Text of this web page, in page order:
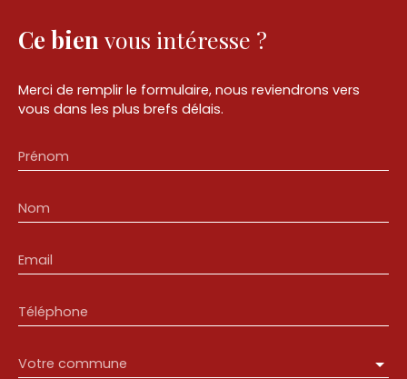
Ce bien vous intéresse ?
Merci de remplir le formulaire, nous reviendrons vers
vous dans les plus brefs délais.
Prénom
Nom
Email
Téléphone
Votre commune